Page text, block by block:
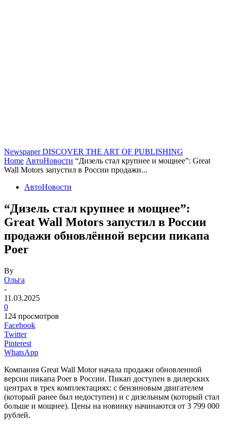
Newspaper DISCOVER THE ART OF PUBLISHING
Home АвтоНовости “Дизель стал крупнее и мощнее”: Great
Wall Motors запустил в России продажи...
АвтоНовости
“Дизель стал крупнее и мощнее”:
Great Wall Motors запустил в России
продажи обновлённой версии пикапа
Poer
By
Ольга
-
11.03.2025
0
124 просмотров
Facebook
Twitter
Pinterest
WhatsApp
Компания Great Wall Motor начала продажи обновленной
версии пикапа Poer в России. Пикап доступен в дилерских
центрах в трех комплектациях: с бензиновым двигателем
(который ранее был недоступен) и с дизельным (который стал
больше и мощнее). Цены на новинку начинаются от 3 799 000
рублей.